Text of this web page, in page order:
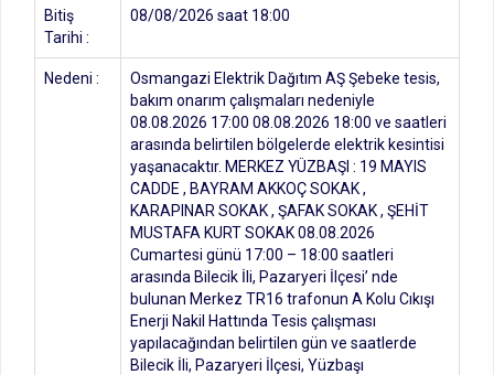
Bitiş
Tarihi :
08/08/2026 saat 18:00
Nedeni :
Osmangazi Elektrik Dağıtım AŞ Şebeke tesis,
bakım onarım çalışmaları nedeniyle
08.08.2026 17:00 08.08.2026 18:00 ve saatleri
arasında belirtilen bölgelerde elektrik kesintisi
yaşanacaktır. MERKEZ YÜZBAŞI : 19 MAYIS
CADDE , BAYRAM AKKOÇ SOKAK ,
KARAPINAR SOKAK , ŞAFAK SOKAK , ŞEHİT
MUSTAFA KURT SOKAK 08.08.2026
Cumartesi günü 17:00 – 18:00 saatleri
arasında Bilecik İli, Pazaryeri İlçesi’ nde
bulunan Merkez TR16 trafonun A Kolu Cıkışı
Enerji Nakil Hattında Tesis çalışması
yapılacağından belirtilen gün ve saatlerde
Bilecik İli, Pazaryeri İlçesi, Yüzbaşı